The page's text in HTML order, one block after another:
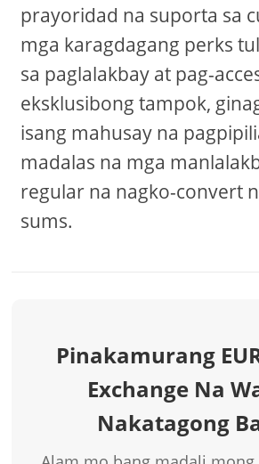
prayoridad na suporta sa
mga karagdagang perks
sa paglalakbay at pag-
eksklusibong tampok,
isang mahusay na
madalas na mga
regular na nagko-convert
sums.
Pinakamurang
Exchange Na
Nakatagong